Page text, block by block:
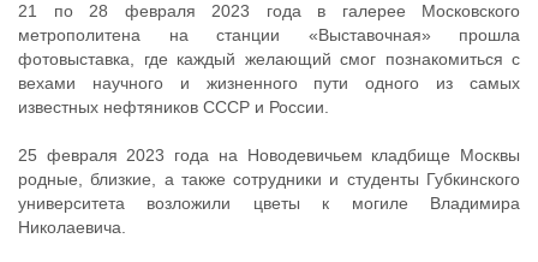
21 по 28 февраля 2023 года в галерее Московского
метрополитена на станции «Выставочная» прошла
фотовыставка, где каждый желающий смог познакомиться с
вехами научного и жизненного пути одного из самых
известных нефтяников СССР и России.
25 февраля 2023 года на Новодевичьем кладбище Москвы
родные, близкие, а также сотрудники и студенты Губкинского
университета возложили цветы к могиле Владимира
Николаевича.